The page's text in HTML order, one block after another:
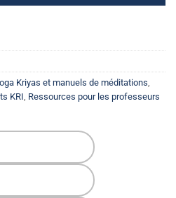
Kriyas et manuels de méditations,
KRI, Ressources pour les professeurs